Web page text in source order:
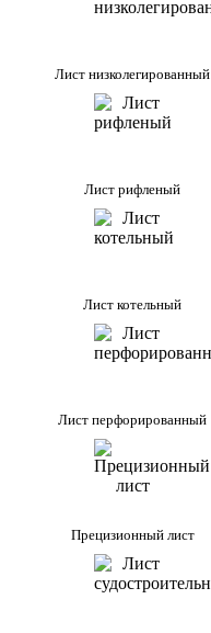
Лист низколегированный
Лист рифленый
Лист котельный
Лист перфорированный
Прецизионный лист